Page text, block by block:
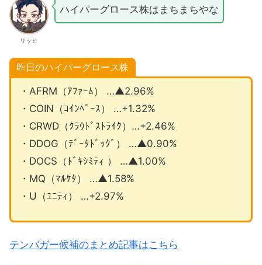
リッヒ
ハイパーグロース株はまちまちやな
昨日のハイパーグロース株
・AFRM（ｱﾌｧｰﾑ） …▲2.96%
・COIN（ｺｲﾝﾍﾞｰｽ） …+1.32%
・CRWD（ｸﾗｳﾄﾞｽﾄﾗｲｸ）…+2.46%
・DDOG（ﾃﾞｰﾀﾄﾞｯｸﾞ） …▲0.90%
・DOCS（ﾄﾞｷｼﾐﾃｨ ） …▲1.00%
・MQ（ﾏﾙｹﾀ） …▲1.58%
・U（ﾕﾆﾃｨ） …+2.97%
テンバガー候補のまとめ記事はこちら